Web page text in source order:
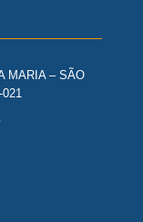
MARIA – SÃO